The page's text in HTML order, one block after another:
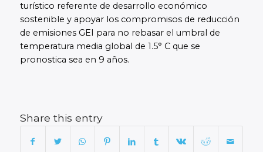
turístico referente de desarrollo económico
sostenible y apoyar los compromisos de reducción
de emisiones GEI para no rebasar el umbral de
temperatura media global de 1.5° C que se
pronostica sea en 9 años.
Share this entry